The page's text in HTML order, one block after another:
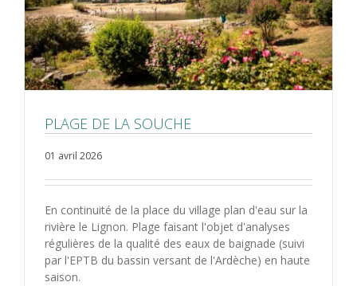
PLAGE DE LA SOUCHE
01 avril 2026
En continuité de la place du village plan d'eau sur la
rivière le Lignon. Plage faisant l'objet d'analyses
régulières de la qualité des eaux de baignade (suivi
par l'EPTB du bassin versant de l'Ardèche) en haute
saison.